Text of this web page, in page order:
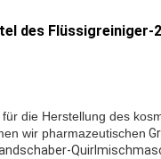
des Flüssigreiniger-
die Herstellung des
wir pharmazeutischen